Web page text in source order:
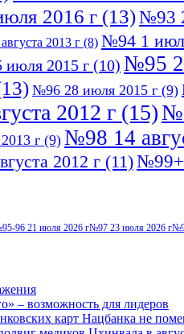
2016 г (13)№93
2013 г (8) №94 1
2015 г (10) №95
№96 28 июля 2015 г (9)
2012 г (15)
г (9) №98 14
2012 г (11)
96 21 июля 2026 г№97 23 июля 2026 г
– возможность для лидеров
карт Нацбанка не